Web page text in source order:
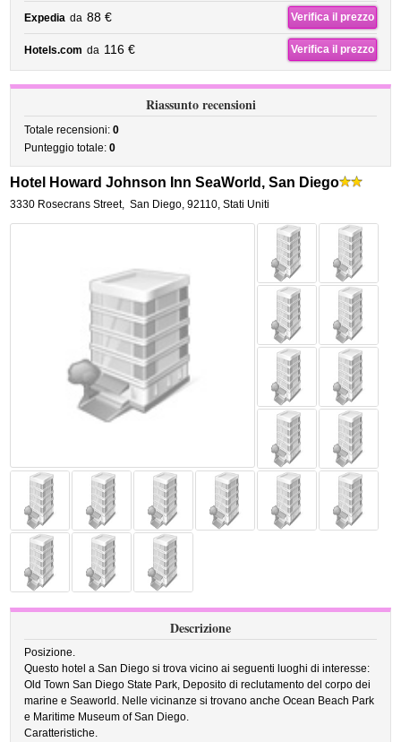
Expedia da 88 € Verifica il prezzo
Hotels.com da 116 € Verifica il prezzo
Riassunto recensioni
Totale recensioni:0
Punteggio totale:0
Hotel Howard Johnson Inn SeaWorld, San Diego
3330 Rosecrans Street, San Diego,92110, Stati Uniti
Descrizione
Posizione.
Questo hotel a San Diego si trova vicino ai seguenti luoghi di interesse:
Old Town San Diego State Park, Deposito di reclutamento del corpo dei
marine e Seaworld. Nelle vicinanze si trovano anche Ocean Beach Park
e Maritime Museum of San Diego.
Caratteristiche.